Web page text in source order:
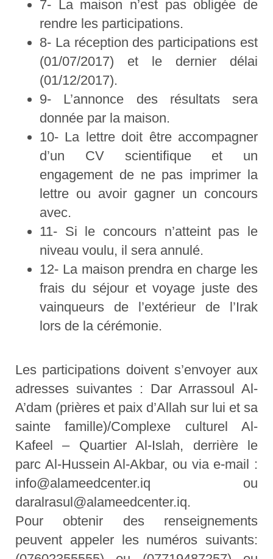
7- La maison n’est pas obligée de
rendre les participations.
8- La réception des participations est
(01/07/2017) et le dernier délai
(01/12/2017).
9- L’annonce des résultats sera
donnée par la maison.
10- La lettre doit être accompagner
d’un CV scientifique et un
engagement de ne pas imprimer la
lettre ou avoir gagner un concours
avec.
11- Si le concours n’atteint pas le
niveau voulu, il sera annulé.
12- La maison prendra en charge les
frais du séjour et voyage juste des
vainqueurs de l’extérieur de l’Irak
lors de la cérémonie.
Les participations doivent s’envoyer aux
adresses suivantes : Dar Arrassoul Al-
A’dam (prières et paix d’Allah sur lui et sa
sainte famille)/Complexe culturel Al-
Kafeel – Quartier Al-Islah, derrière le
parc Al-Hussein Al-Akbar, ou via e-mail :
info@alameedcenter.iq ou
daralrasul@alameedcenter.iq.
Pour obtenir des renseignements
peuvent appeler les numéros suivants: